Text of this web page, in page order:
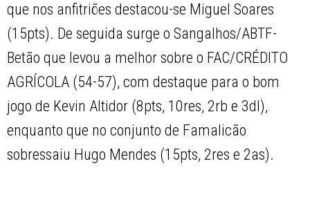
que nos anfitriões destacou-se Miguel Soares
(15pts). De seguida surge o Sangalhos/ABTF-
Betão que levou a melhor sobre o FAC/CRÉDITO
AGRÍCOLA (54-57), com destaque para o bom
jogo de Kevin Altidor (8pts, 10res, 2rb e 3dl),
enquanto que no conjunto de Famalicão
sobressaiu Hugo Mendes (15pts, 2res e 2as).